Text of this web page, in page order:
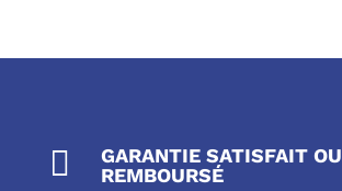

GARANTIE SATISFAIT OU
REMBOURSÉ